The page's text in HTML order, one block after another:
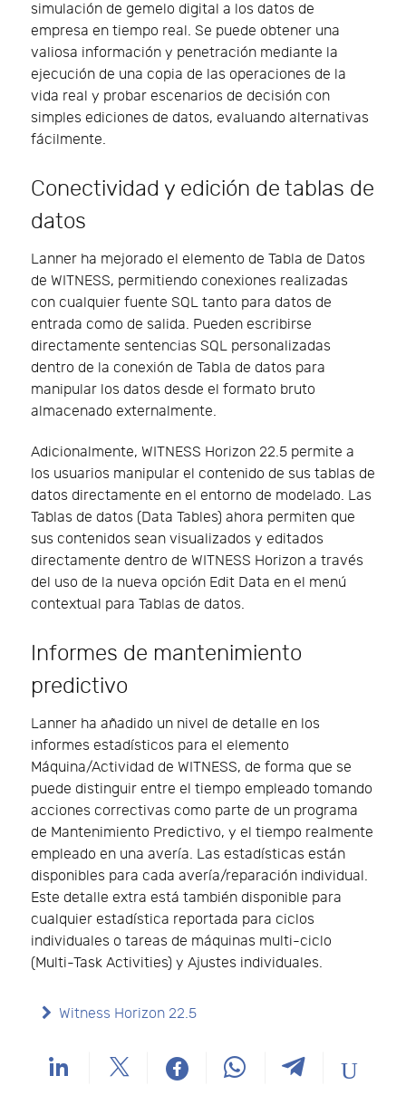
simulación de gemelo digital a los datos de
empresa en tiempo real. Se puede obtener una
valiosa información y penetración mediante la
ejecución de una copia de las operaciones de la
vida real y probar escenarios de decisión con
simples ediciones de datos, evaluando alternativas
fácilmente.
Conectividad y edición de tablas de
datos
Lanner ha mejorado el elemento de Tabla de Datos
de WITNESS, permitiendo conexiones realizadas
con cualquier fuente SQL tanto para datos de
entrada como de salida. Pueden escribirse
directamente sentencias SQL personalizadas
dentro de la conexión de Tabla de datos para
manipular los datos desde el formato bruto
almacenado externalmente.
Adicionalmente, WITNESS Horizon 22.5 permite a
los usuarios manipular el contenido de sus tablas de
datos directamente en el entorno de modelado. Las
Tablas de datos (Data Tables) ahora permiten que
sus contenidos sean visualizados y editados
directamente dentro de WITNESS Horizon a través
del uso de la nueva opción Edit Data en el menú
contextual para Tablas de datos.
Informes de mantenimiento
predictivo
Lanner ha añadido un nivel de detalle en los
informes estadísticos para el elemento
Máquina/Actividad de WITNESS, de forma que se
puede distinguir entre el tiempo empleado tomando
acciones correctivas como parte de un programa
de Mantenimiento Predictivo, y el tiempo realmente
empleado en una avería. Las estadísticas están
disponibles para cada avería/reparación individual.
Este detalle extra está también disponible para
cualquier estadística reportada para ciclos
individuales o tareas de máquinas multi-ciclo
(Multi-Task Activities) y Ajustes individuales.
Witness Horizon 22.5